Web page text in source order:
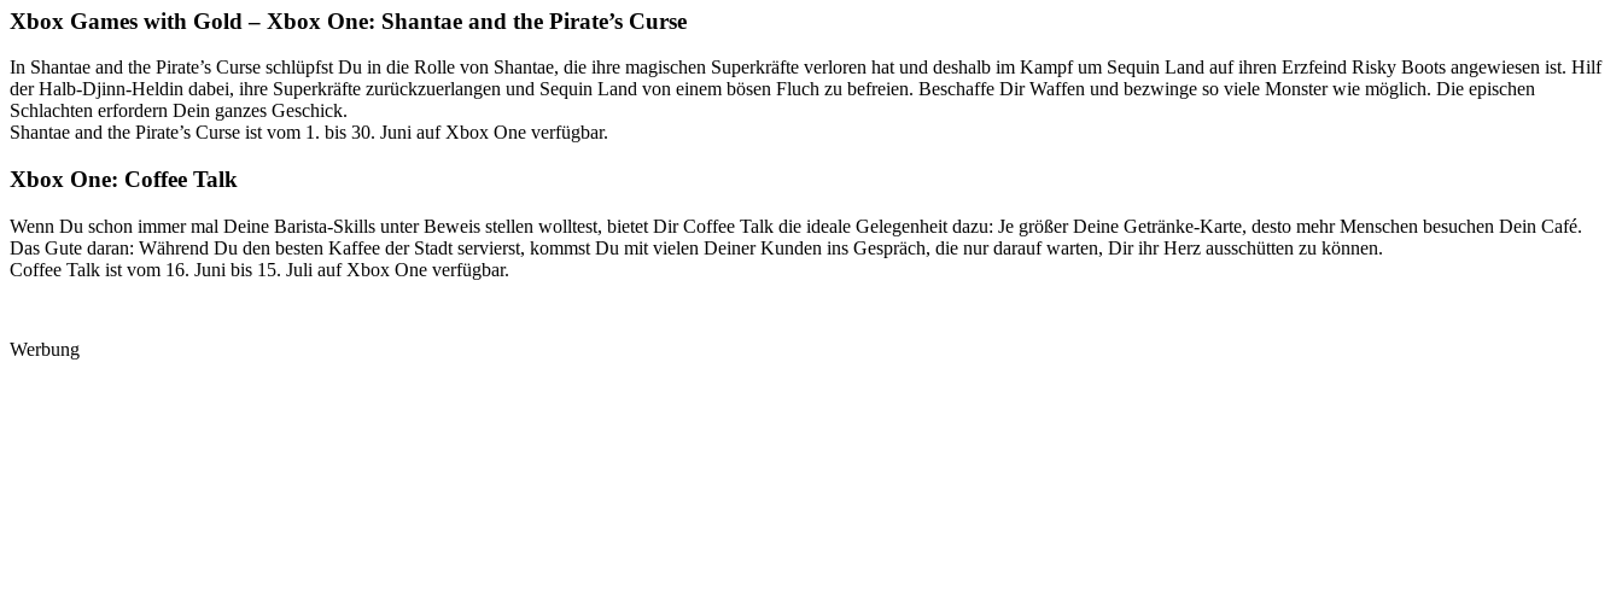
Xbox Games with Gold – Xbox One: Shantae and the Pirate’s Curse
In Shantae and the Pirate’s Curse schlüpfst Du in die Rolle von Shantae, die ihre magischen Superkräfte verloren hat und deshalb im Kampf um Sequin Land auf ihren Erzfeind Risky Boots angewiesen ist. Hilf
der Halb-Djinn-Heldin dabei, ihre Superkräfte zurückzuerlangen und Sequin Land von einem bösen Fluch zu befreien. Beschaffe Dir Waffen und bezwinge so viele Monster wie möglich. Die epischen
Schlachten erfordern Dein ganzes Geschick.
Shantae and the Pirate’s Curse ist vom 1. bis 30. Juni auf Xbox One verfügbar.
Xbox One: Coffee Talk
Wenn Du schon immer mal Deine Barista-Skills unter Beweis stellen wolltest, bietet Dir Coffee Talk die ideale Gelegenheit dazu: Je größer Deine Getränke-Karte, desto mehr Menschen besuchen Dein Café.
Das Gute daran: Während Du den besten Kaffee der Stadt servierst, kommst Du mit vielen Deiner Kunden ins Gespräch, die nur darauf warten, Dir ihr Herz ausschütten zu können.
Coffee Talk ist vom 16. Juni bis 15. Juli auf Xbox One verfügbar.
Werbung